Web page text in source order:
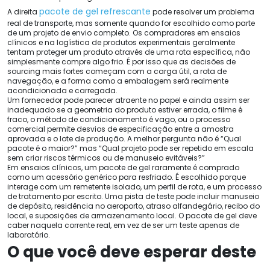
A direita pacote de gel refrescante pode resolver um problema
real de transporte, mas somente quando for escolhido como parte
de um projeto de envio completo. Os compradores em ensaios
clínicos e na logística de produtos experimentais geralmente
tentam proteger um produto através de uma rota específica, não
simplesmente compre algo frio. É por isso que as decisões de
sourcing mais fortes começam com a carga útil, a rota de
navegação, e a forma como a embalagem será realmente
acondicionada e carregada.
Um fornecedor pode parecer atraente no papel e ainda assim ser
inadequado se a geometria do produto estiver errada, o filme é
fraco, o método de condicionamento é vago, ou o processo
comercial permite desvios de especificação entre a amostra
aprovada e o lote de produção. A melhor pergunta não é “Qual
pacote é o maior?” mas “Qual projeto pode ser repetido em escala
sem criar riscos térmicos ou de manuseio evitáveis?”
Em ensaios clínicos, um pacote de gel raramente é comprado
como um acessório genérico para resfriado. É escolhido porque
interage com um remetente isolado, um perfil de rota, e um processo
de tratamento por escrito. Uma pista de teste pode incluir manuseio
de depósito, residência no aeroporto, atraso alfandegário, recibo do
local, e suposições de armazenamento local. O pacote de gel deve
caber naquela corrente real, em vez de ser um teste apenas de
laboratório.
O que você deve esperar deste